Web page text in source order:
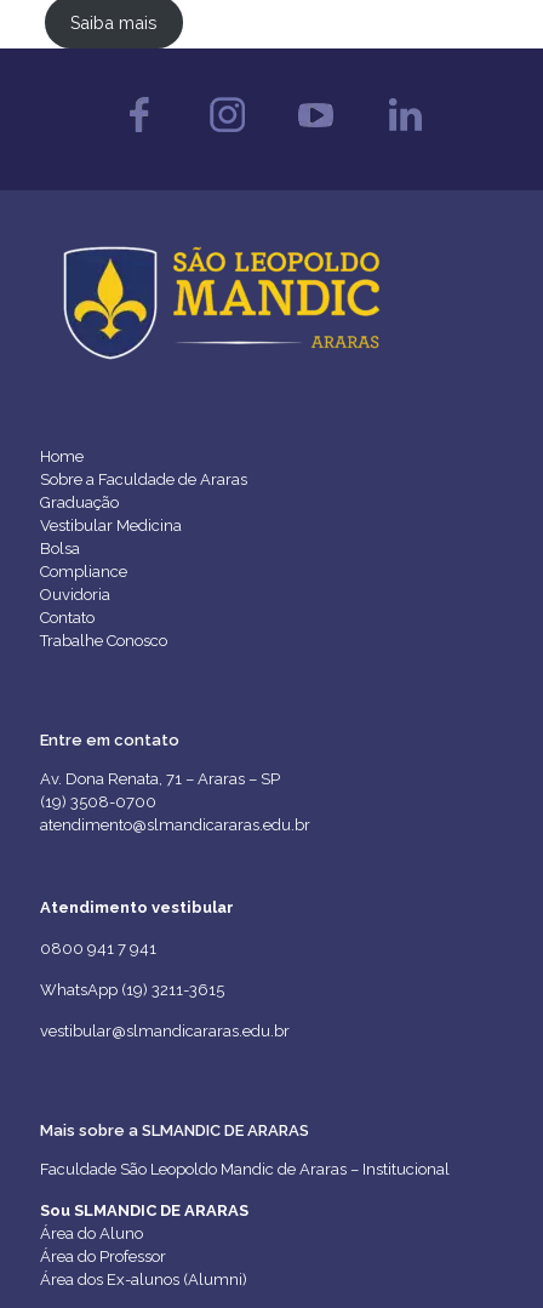
Saiba mais
Home
Sobre a Faculdade de Araras
Graduação
Vestibular Medicina
Bolsa
Compliance
Ouvidoria
Contato
Trabalhe Conosco
Entre em contato
Av. Dona Renata, 71 – Araras – SP
(19) 3508-0700
atendimento@slmandicararas.edu.br
Atendimento vestibular
0800 941 7 941
WhatsApp (19) 3211-3615
vestibular@slmandicararas.edu.br
Mais sobre a SLMANDIC DE ARARAS
Faculdade São Leopoldo Mandic de Araras – Institucional
Sou SLMANDIC DE ARARAS
Área do Aluno
Área do Professor
Área dos Ex-alunos (Alumni)